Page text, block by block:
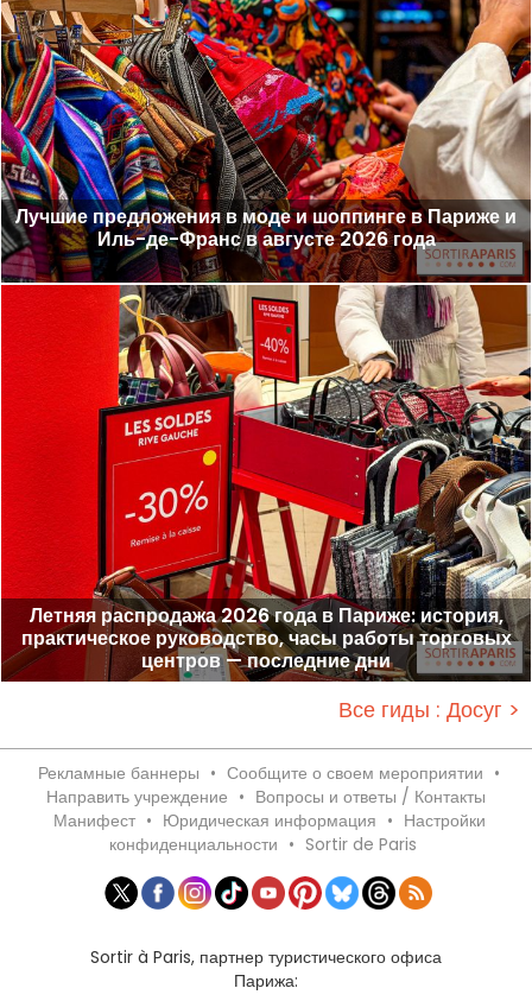
Лучшие предложения в моде и шоппинге в Париже и
Иль-де-Франс в августе 2026 года
Летняя распродажа 2026 года в Париже: история,
практическое руководство, часы работы торговых
центров — последние дни
Все гиды : Досуг >
Рекламные баннеры • Сообщите о своем мероприятии •
Направить учреждение • Вопросы и ответы / Контакты
Манифест • Юридическая информация • Настройки
конфиденциальности • Sortir de Paris
Sortir à Paris, партнер туристического офиса
Парижа: